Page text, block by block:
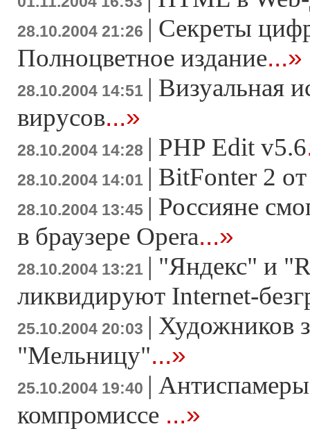
28.10.2004 21:26 | Секреты
Полноцветное издание...»
28.10.2004 14:51 | Визуальная
вирусов...»
28.10.2004 14:28 | PHP Edit v5.6
28.10.2004 14:01 | BitFonter 2
28.10.2004 13:45 | Россияне
в браузере Opera...»
28.10.2004 13:21 | "Яндекс" и
ликвидируют Internet-
25.10.2004 20:03 | Художников
"Мельницу"...»
25.10.2004 19:40 |
компромиссе ...»